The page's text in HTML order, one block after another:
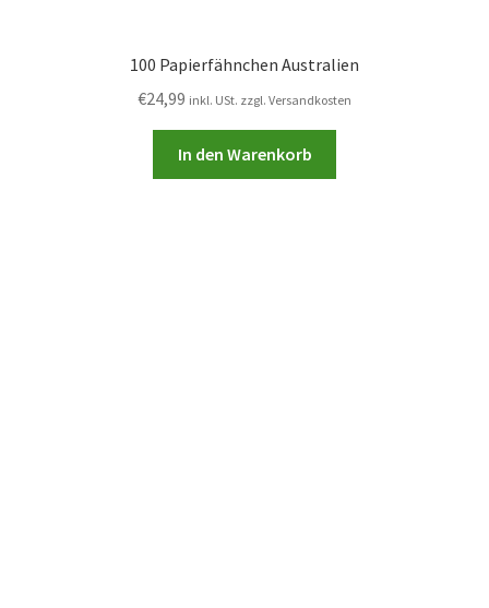
100 Papierfähnchen Australien
€24,99 inkl. USt. zzgl. Versandkosten
In den Warenkorb